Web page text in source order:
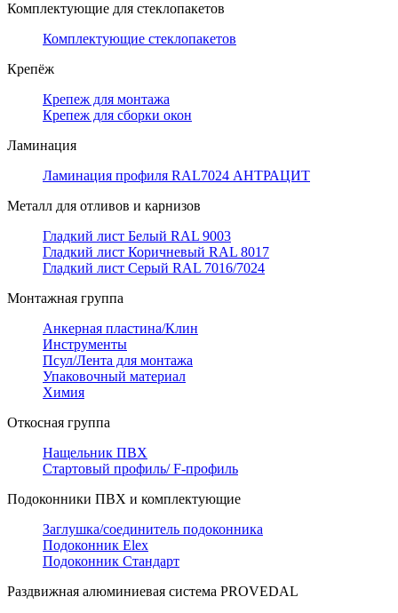
Комплектующие для стеклопакетов
Комплектующие стеклопакетов
Крепёж
Крепеж для монтажа
Крепеж для сборки окон
Ламинация
Ламинация профиля RAL7024 АНТРАЦИТ
Металл для отливов и карнизов
Гладкий лист Белый RAL 9003
Гладкий лист Коричневый RAL 8017
Гладкий лист Серый RAL 7016/7024
Монтажная группа
Анкерная пластина/Клин
Инструменты
Псул/Лента для монтажа
Упаковочный материал
Химия
Откосная группа
Нащельник ПВХ
Стартовый профиль/ F-профиль
Подоконники ПВХ и комплектующие
Заглушка/соединитель подоконника
Подоконник Elex
Подоконник Стандарт
Раздвижная алюминиевая система PROVEDAL